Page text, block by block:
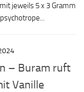
jeweils 5 x 3 Gramm
– Buram ruft
Vanille